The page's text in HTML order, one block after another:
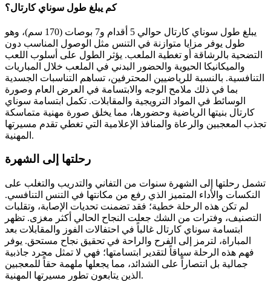
كم يبلغ طول سوناي كارتال؟
يبلغ طول سوناي كارتال حوالي 5 أقدام و7 بوصات (170 سم)، وهو
طول يوفر مزايا متوازنة في التنس مثل الوصول المناسب دون
التضحية بالرشاقة أو تغطية الملعب. يؤثر الطول على أسلوب اللعب
والميكانيكا الحيوية والحضور البدني في الملعب خلال المباريات
التنافسية. بالنسبة للرياضيين المحترفين، تساهم التناسبات الجسدية
بما في ذلك ملامح الوجه والابتسامة في العرض العام وصورة
الوسائط في المواد الترويجية والمقابلات. تكمل ابتسامة سوناي
كارتال بنيتها الرياضية وحضورها، مما يخلق صورة مهنية متماسكة
تجذب المعجبين والرعاة والمنافذ الإعلامية التي تغطي تقدم مسيرتها
المهنية.
رحلتها إلى الشهرة
تشمل رحلتها إلى الشهرة سنوات من التفاني والتدريب والتغلب على
النكسات والأداء المتميز الذي رفع من مكانتها في التنس التنافسي.
لم تكن هذه الرحلة خطية؛ فقد تضمنت تحديات الإصابة، وتقلبات
التصنيف، وفترات من الشك جعلت النجاح الحالي أكثر مغزى. تظهر
ابتسامة سوناي كارتال غالباً في احتفالات الفوز والمقابلات بعد
المباراة، لترمز إلى الفرح والراحة في تحقيق نجاح مستحق. يوفر
فهم هذه الرحلة سياقاً لتقدير ابتسامتها؛ فهي لا تمثل مجرد جاذبية
جمالية بل انتصاراً على الشدائد، مما يجعلها ملهمة حقاً للمعجبين
الذين يتابعون تطور مسيرتها المهنية.